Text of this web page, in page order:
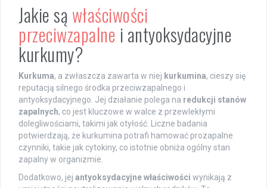
Jakie są właściwości
przeciwzapalne i antyoksydacyjne
kurkumy?
Kurkuma, a zwłaszcza zawarta w niej kurkumina, cieszy się
reputacją silnego środka przeciwzapalnego i
antyoksydacyjnego. Jej działanie polega na redukcji stanów
zapalnych, co jest kluczowe w walce z przewlekłymi
dolegliwościami, takimi jak otyłość. Liczne badania
potwierdzają, że kurkumina potrafi hamować prozapalne
czynniki, takie jak cytokiny, co istotnie obniża ogólny stan
zapalny w organizmie.
Dodatkowo, jej antyoksydacyjne właściwości wynikają z